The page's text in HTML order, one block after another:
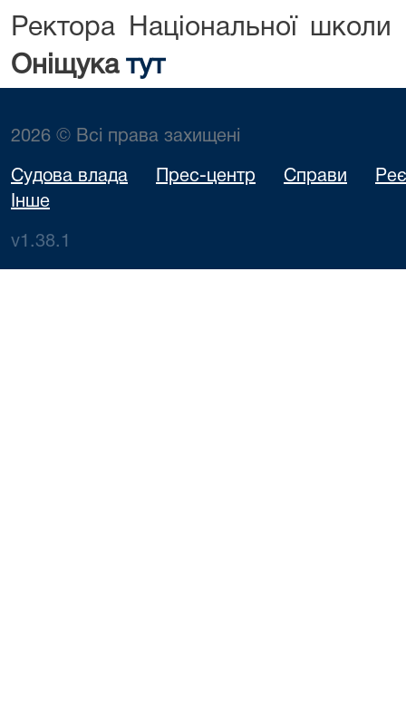
Ректора Національної школи
Оніщука тут
2026 © Всі права захищені
Судова влада Прес-центр Справи
Інше
v1.38.1